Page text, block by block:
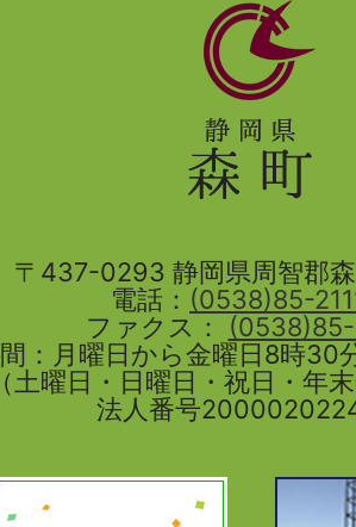
静
岡
県
森
町
〒437-0293 静岡県周智郡
電話： (0538)85-
ファクス：
：月曜日から金曜日8時30
（土曜日・日曜日・祝日・年
法人番号